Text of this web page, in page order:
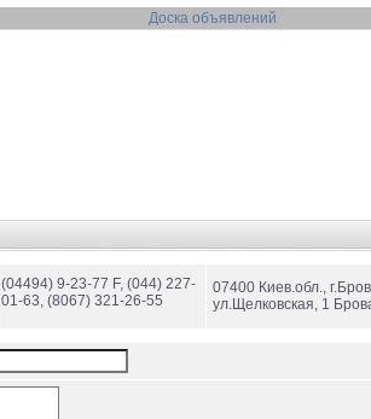
Доска объявлений
(04494) 9-23-77 F, (044) 227-
01-63, (8067) 321-26-55
07400 Киев.обл.,
ул.Щелковская, 1